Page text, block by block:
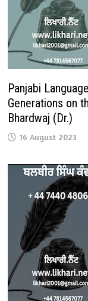
Panjabi
Generations on
Bhardwaj (Dr.)
16 August 2023